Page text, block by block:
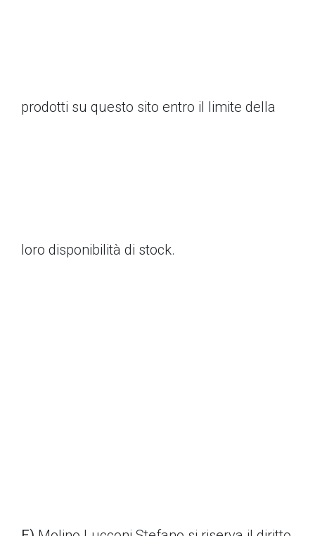
prodotti su questo sito entro il limite della
loro disponibilità di stock.